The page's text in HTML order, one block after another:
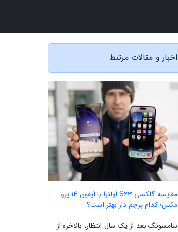
اخبار و مقالات مرتبط
مقایسه گلکسی S23 اولترا با آیفون 14 پرو
مکس؛ کدام پرچم دار بهتر است؟
سامسونگ بعد از یک سال انتظار، بالاخره از